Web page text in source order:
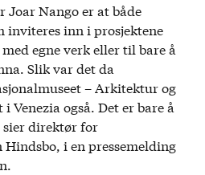
Joar Nango er at både
inviteres inn i prosjektene
egne verk eller til bare å
Slik var det da
– Arkitektur og
også. Det er bare å
sier direktør for
i en pressemelding